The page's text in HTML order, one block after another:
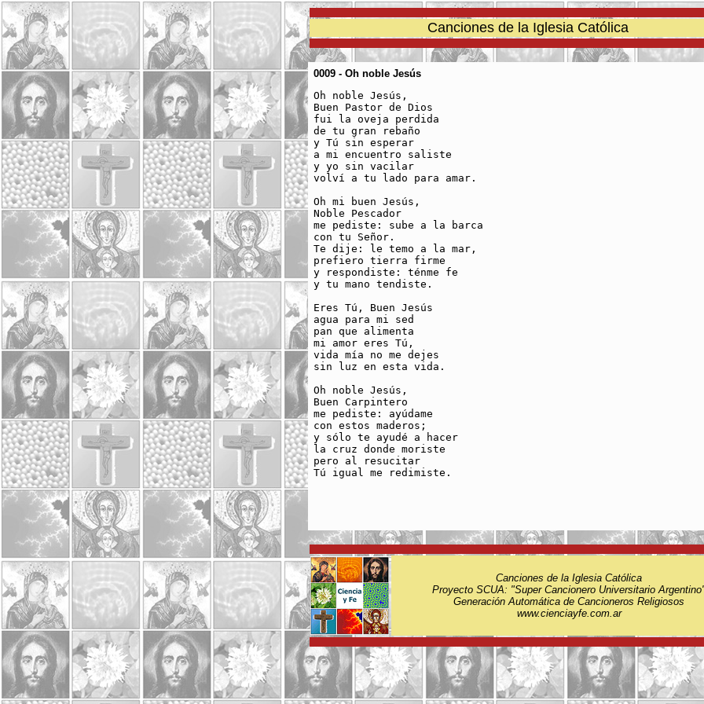
Canciones de la Iglesia Católica
0009 - Oh noble Jesús
Oh noble Jesús,
Buen Pastor de Dios
fui la oveja perdida
de tu gran rebaño
y Tú sin esperar
a mi encuentro saliste
y yo sin vacilar
volví a tu lado para amar.
Oh mi buen Jesús,
Noble Pescador
me pediste: sube a la barca
con tu Señor.
Te dije: le temo a la mar,
prefiero tierra firme
y respondiste: ténme fe
y tu mano tendiste.
Eres Tú, Buen Jesús
agua para mi sed
pan que alimenta
mi amor eres Tú,
vida mía no me dejes
sin luz en esta vida.
Oh noble Jesús,
Buen Carpintero
me pediste: ayúdame
con estos maderos;
y sólo te ayudé a hacer
la cruz donde moriste
pero al resucitar
Tú igual me redimiste.
Canciones de la Iglesia Católica
Proyecto SCUA: "Super Cancionero Universitario
Generación Automática de Cancioneros Religiosos
www.cienciayfe.com.ar